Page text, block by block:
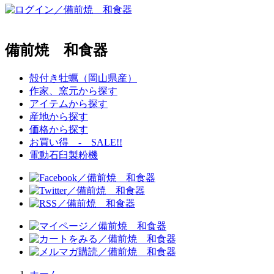
備前焼 和食器
殻付き牡蠣（岡山県産）
作家、窯元から探す
アイテムから探す
産地から探す
価格から探す
お買い得 - SALE!!
電動石臼製粉機